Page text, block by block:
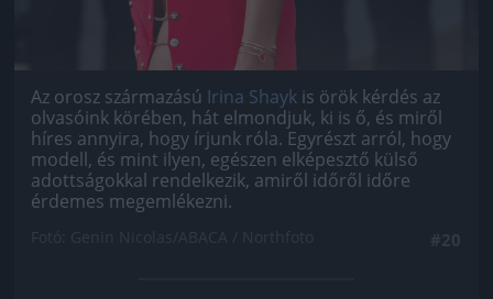
Az orosz származású Irina Shayk is örök kérdés az
olvasóink körében, hát elmondjuk, ki is ő, és miről
híres annyira, hogy írjunk róla. Egyrészt arról, hogy
modell, és mint ilyen, egészen elképesztő külső
adottságokkal rendelkezik, amiről időről időre
érdemes megemlékezni.